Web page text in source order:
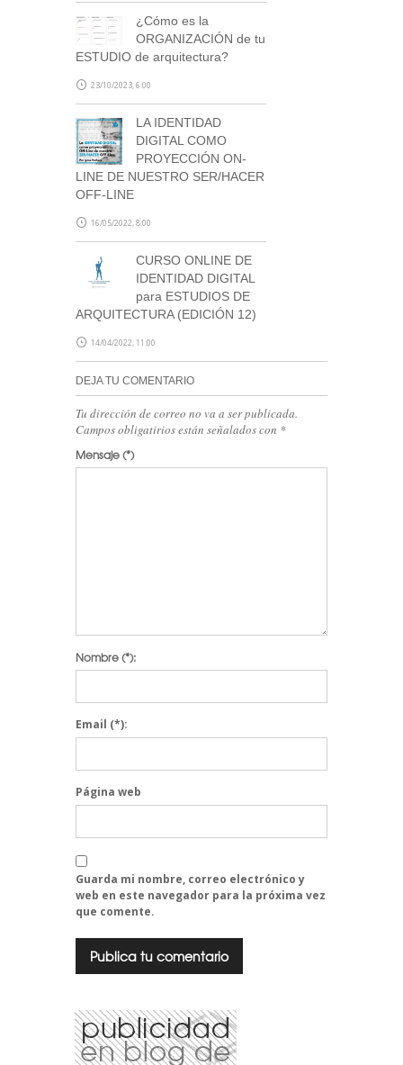
¿Cómo es la
ORGANIZACIÓN de tu
ESTUDIO de arquitectura?
23/10/2023, 6:00
LA IDENTIDAD
DIGITAL COMO
PROYECCIÓN ON-
LINE DE NUESTRO SER/HACER
OFF-LINE
16/05/2022, 8:00
CURSO ONLINE DE
IDENTIDAD DIGITAL
para ESTUDIOS DE
ARQUITECTURA (EDICIÓN 12)
14/04/2022, 11:00
DEJA TU COMENTARIO
Tu dirección de correo no va a ser publicada.
Campos obligatirios están señalados con *
Mensaje(*)
Nombre(*):
Email (*):
Página web
Guarda mi nombre, correo electrónico y
web en este navegador para la próxima vez
que comente.